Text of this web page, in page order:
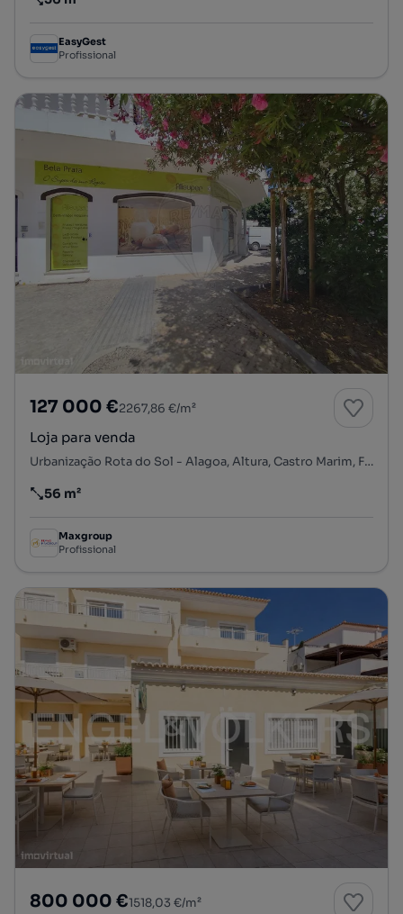
Preço por metro quadrado
EasyGest
Profissional
127 000 €2267,86 €/m²
Loja para venda
Urbanização Rota do Sol - Alagoa, Altura, Castro Marim, Faro
Preço por metro quadrado
56 m²
Maxgroup
Profissional
800 000 €1518,03 €/m²